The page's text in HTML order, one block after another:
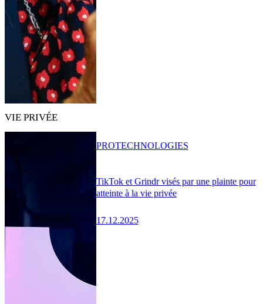
VIE PRIVÉE
TikTok et Grindr visés par une plainte pour
atteinte à la vie privée
17.12.2025
PROTECHNOLOGIES